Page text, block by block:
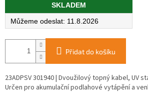
SKLADEM
11.8.2026
Přidat do košíku
23ADPSV 301940 | Dvoužilový topný kabel, UV
Určen pro akumulační podlahové vytápění a